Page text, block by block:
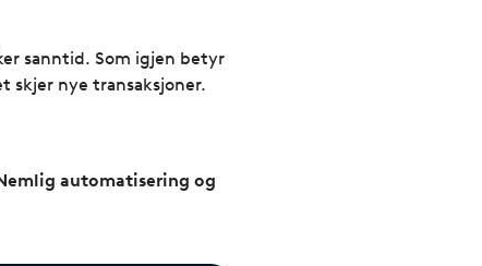
sanntid. Som igjen betyr
skjer nye transaksjoner.
automatisering og